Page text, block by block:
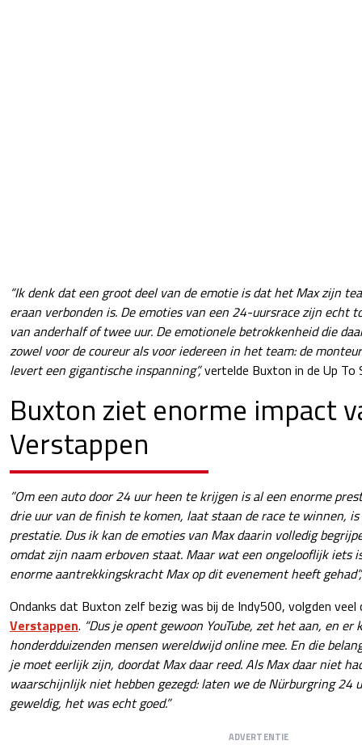
“Ik denk dat een groot deel van de emotie is dat het Max zijn
eraan verbonden is. De emoties van een 24-uursrace zijn echt
van anderhalf of twee uur. De emotionele betrokkenheid die
zowel voor de coureur als voor iedereen in het team: de
levert een gigantische inspanning”,vertelde Buxton in de Up To
Buxton ziet enorme impact
Verstappen
”Om een auto door 24 uur heen te krijgen is al een enorme
drie uur van de finish te komen, laat staan de race te winnen,
prestatie. Dus ik kan de emoties van Max daarin volledig
omdat zijn naam erboven staat. Maar wat een ongelooflijk iets
enorme aantrekkingskracht Max op dit evenement heeft gehad”,
Ondanks dat Buxton zelf bezig was bij de Indy500, volgden
Verstappen. “Dus je opent gewoon YouTube, zet het aan, en
honderdduizenden mensen wereldwijd online mee. En die
je moet eerlijk zijn, doordat Max daar reed. Als Max daar niet
waarschijnlijk niet hebben gezegd: laten we de Nürburgring 24
geweldig, het was echt goed.”
ADVERTENTIE